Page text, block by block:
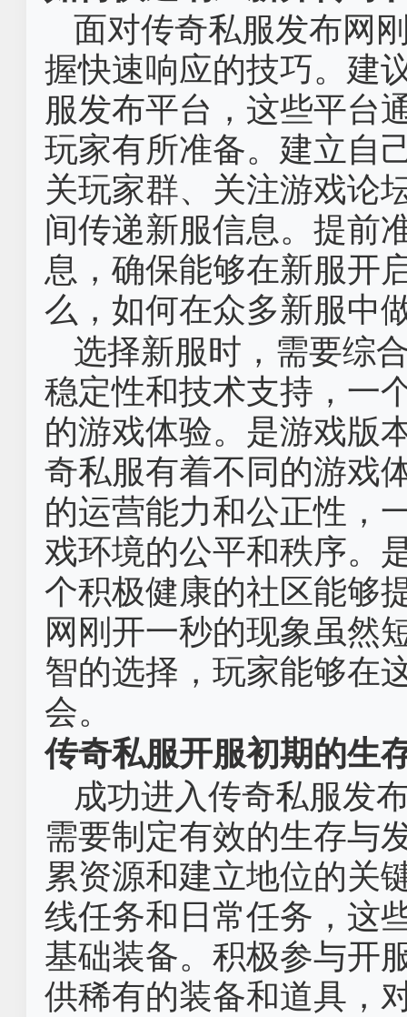
面对传奇私服发布网
握快速响应的技巧。建
服发布平台，这些平台
玩家有所准备。建立自
关玩家群、关注游戏论
间传递新服信息。提前
息，确保能够在新服开
么，如何在众多新服中
选择新服时，需要综
稳定性和技术支持，一
的游戏体验。是游戏版
奇私服有着不同的游戏
的运营能力和公正性，
戏环境的公平和秩序。
个积极健康的社区能够
网刚开一秒的现象虽然
智的选择，玩家能够在
会。
传奇私服开服初期的生
成功进入传奇私服发
需要制定有效的生存与
累资源和建立地位的关
线任务和日常任务，这
基础装备。积极参与开
供稀有的装备和道具，